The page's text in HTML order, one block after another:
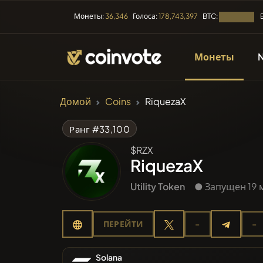
Монеты:36,346 Голоса:178,743,397 BTC:
Монеты
Тренды
Домой Coins RiquezaX
Ранг #33,100
$RZX
RiquezaX
Utility Token ● Запущен 19
ПЕРЕЙТИ - -
Solana